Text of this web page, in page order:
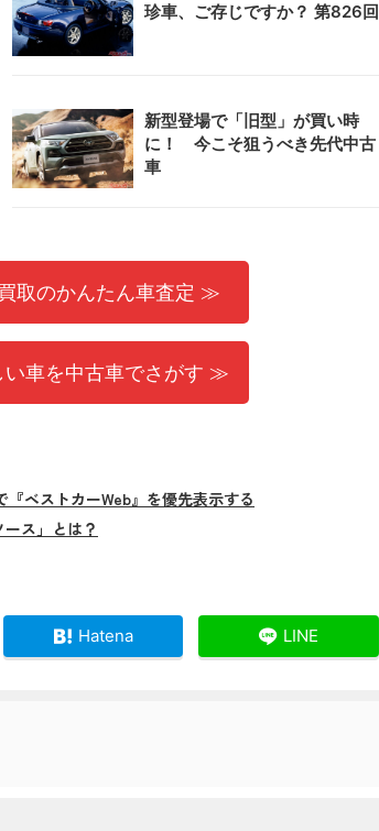
珍車、ご存じですか？ 第826回
新型登場で「旧型」が買い時
に！ 今こそ狙うべき先代中古
車
取のかんたん車査定 ≫
い車を中古車でさがす ≫
『ベストカーWeb』を優先表示する
ース」とは？
Hatena LINE